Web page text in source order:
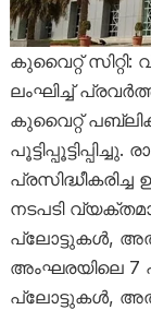
കുവൈറ്റ്
ലംഘിച്ച്
കുവൈറ്റ്
നടപടി
പ്ലോട്ടുകൾ,
അംഘരയിലെ 7
പ്ലോട്ടുകൾ,